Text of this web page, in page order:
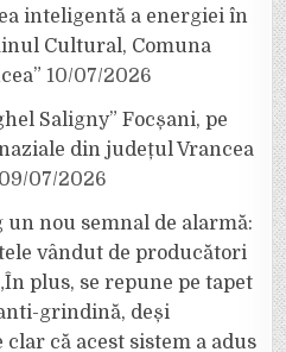
inteligentă a energiei în
Cultural, Comuna
10/07/2026
Saligny” Focșani, pe
din județul Vrancea
09/07/2026
nou semnal de alarmă:
vândut de producători
plus, se repune pe tapet
grindină, deși
că acest sistem a adus